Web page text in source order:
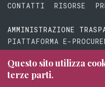
CONTATTI RISORSE
AMMINISTRAZIONE
PIATTAFORMA E-
TERMINI E CONDIZIONI
Questo sito utilizza
terze parti.